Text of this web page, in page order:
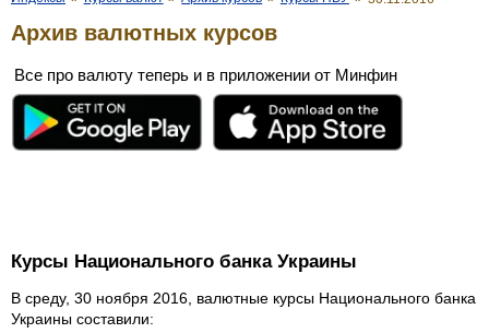
Архив валютных курсов
Все про валюту теперь и в приложении от Минфин
Курсы Национального банка Украины
В среду, 30 ноября 2016, валютные курсы Национального банка
Украины составили: